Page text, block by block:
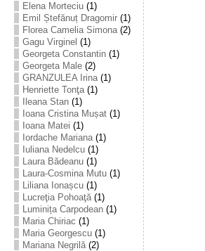
Elena Morteciu(1)
Emil Ștefănuț Dragomir(1)
Florea Camelia Simona(2)
Gagu Virginel (1)
Georgeta Constantin(1)
Georgeta Male(2)
GRANZULEA Irina(1)
Henriette Tonţa(1)
Ileana Stan(1)
Ioana Cristina Mușat(1)
Ioana Matei (1)
Iordache Mariana(1)
Iuliana Nedelcu(1)
Laura Bădeanu(1)
Laura-Cosmina Mutu(1)
Liliana Ionașcu(1)
Lucreţia Pohoaţă(1)
Luminița Carpodean(1)
Maria Chiriac (1)
Maria Georgescu(1)
Mariana Negrilă(2)